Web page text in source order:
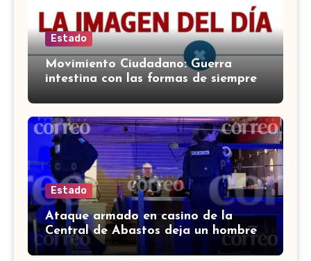
Estado
Movimiento Ciudadano: Guerra
intestina con las formas de siempre
Estado
Ataque armado en casino de la
Central de Abastos deja un hombre
muerto en León